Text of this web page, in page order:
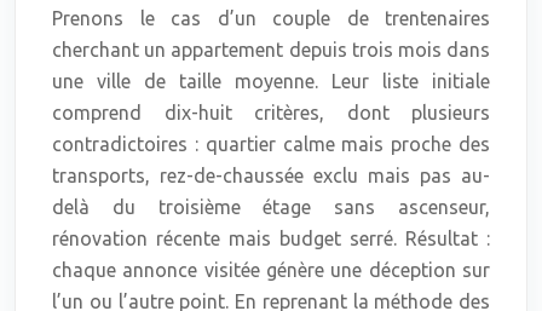
Prenons le cas d’un couple de trentenaires
cherchant un appartement depuis trois mois dans
une ville de taille moyenne. Leur liste initiale
comprend dix-huit critères, dont plusieurs
contradictoires : quartier calme mais proche des
transports, rez-de-chaussée exclu mais pas au-
delà du troisième étage sans ascenseur,
rénovation récente mais budget serré. Résultat :
chaque annonce visitée génère une déception sur
l’un ou l’autre point. En reprenant la méthode des